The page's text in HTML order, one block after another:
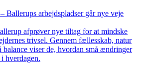
Ballerups arbejdspladser går nye veje
afprøver nye tiltag for at mindske
trivsel. Gennem fællesskab, natur
balance viser de, hvordan små ændringer
hverdagen.